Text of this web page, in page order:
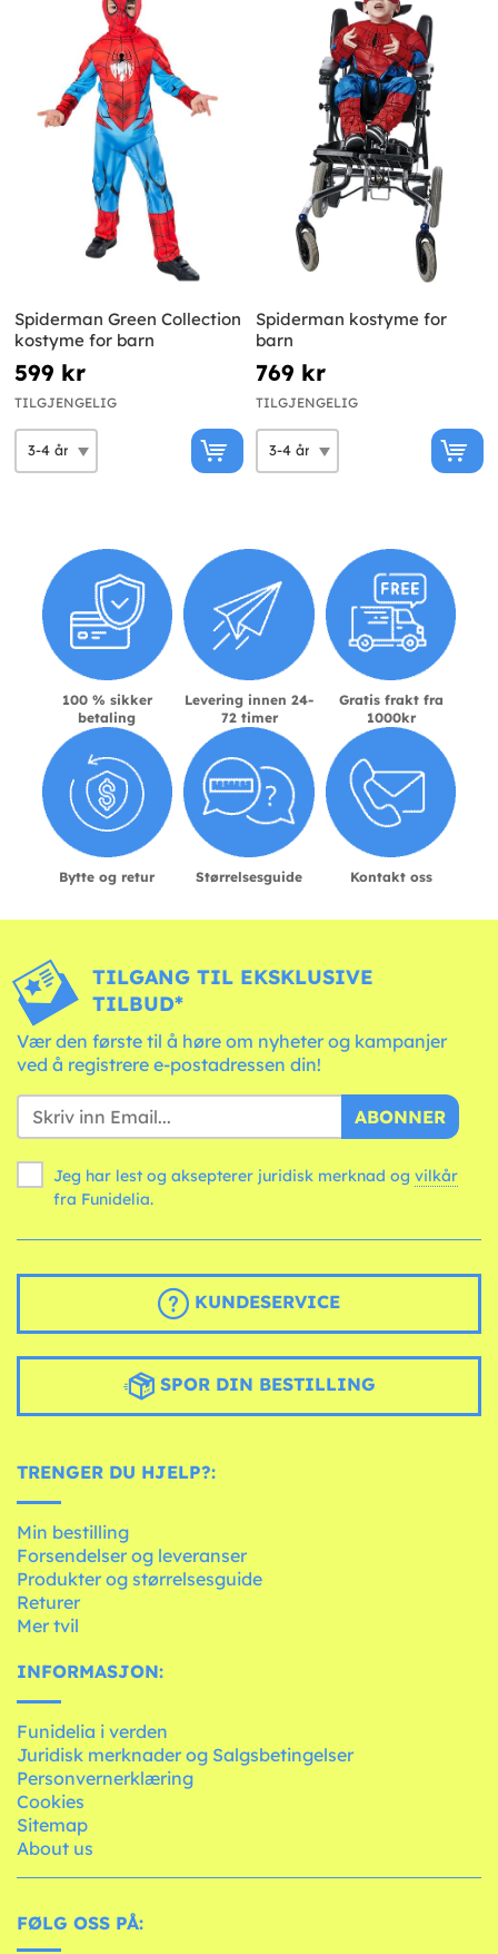
Spiderman Green Collection
kostyme for barn
599 kr
TILGJENGELIG
Spiderman kostyme for
barn
769 kr
TILGJENGELIG
100 % sikker
betaling
Levering innen 24-
72 timer
Gratis frakt fra
1000kr
Bytte og retur Størrelsesguide Kontakt oss
TILGANG TIL EKSKLUSIVE
TILBUD*
Vær den første til å høre om nyheter og kampanjer
ved å registrere e-postadressen din!
ABONNER
Jeg har lest og aksepterer juridisk merknad og vilkår
fra Funidelia.
KUNDESERVICE
SPOR DIN BESTILLING
TRENGER DU HJELP?:
Min bestilling
Forsendelser og leveranser
Produkter og størrelsesguide
Returer
Mer tvil
INFORMASJON:
Funidelia i verden
Juridisk merknader og Salgsbetingelser
Personvernerklæring
Cookies
Sitemap
About us
FØLG OSS PÅ: